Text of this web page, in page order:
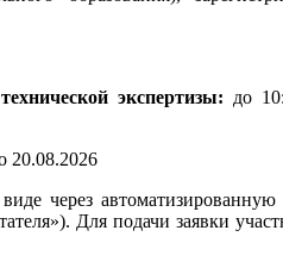
экспертизы: до
20.08.2026
через
Для подачи заявки